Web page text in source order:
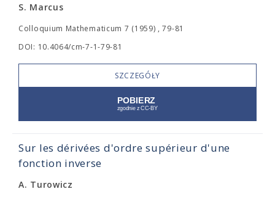
S. Marcus
Colloquium Mathematicum 7 (1959) , 79-81
DOI: 10.4064/cm-7-1-79-81
SZCZEGÓŁY
Sur les dérivées d'ordre supérieur d'une
fonction inverse
A. Turowicz